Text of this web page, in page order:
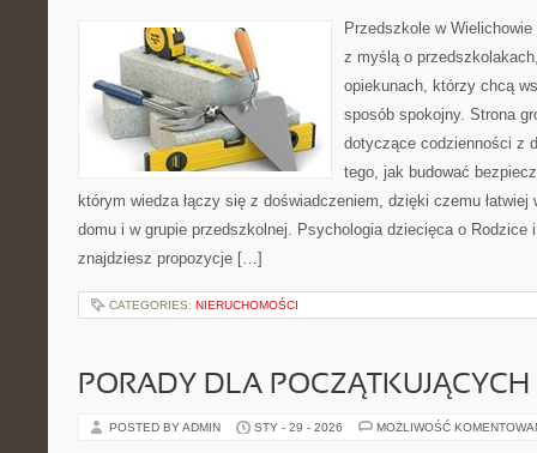
Przedszkole w
z myślą o
opiekunach, którzy chcą
sposób spokojny. Strona
dotyczące codzienności z
tego, jak budować
którym wiedza łączy się z doświadczeniem, dzięki czemu łatwiej
domu i w grupie przedszkolnej. Psychologia dziecięca o Rodzice
znajdziesz propozycje […]
CATEGORIES: NIERUCHOMOŚCI
PORADY DLA POCZĄTKUJĄCYCH
POSTED BY ADMIN STY - 29 - 2026 MOŻLIWOŚĆ